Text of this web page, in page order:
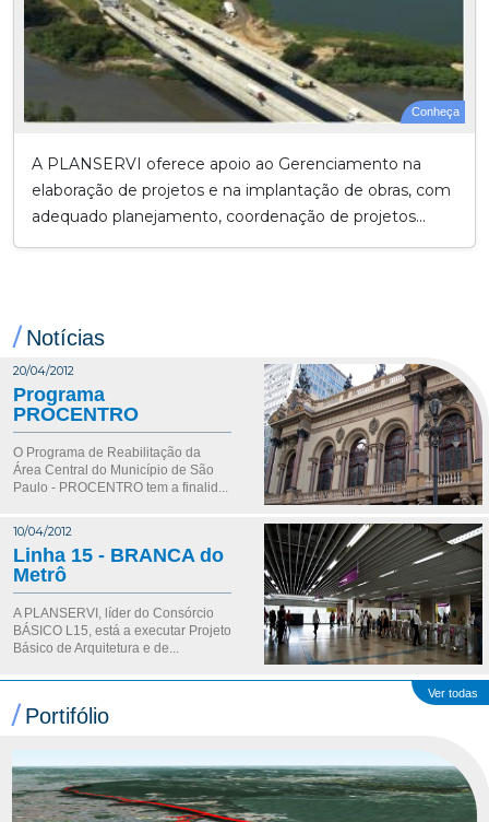
Conheça
A PLANSERVI oferece apoio ao Gerenciamento na
elaboração de projetos e na implantação de obras, com
adequado planejamento, coordenação de projetos...
/ Notícias
20/04/2012
Programa
PROCENTRO
O Programa de Reabilitação da
Área Central do Município de São
Paulo - PROCENTRO tem a finalid...
10/04/2012
Linha 15 - BRANCA do
Metrô
A PLANSERVI, líder do Consórcio
BÁSICO L15, está a executar Projeto
Básico de Arquitetura e de...
Ver todas
/ Portifólio